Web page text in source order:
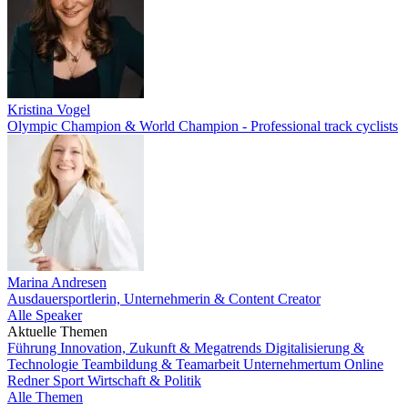
Kristina Vogel
Olympic Champion & World Champion - Professional track cyclists
Marina Andresen
Ausdauersportlerin, Unternehmerin & Content Creator
Alle Speaker
Aktuelle Themen
Führung Innovation, Zukunft & Megatrends Digitalisierung &
Technologie Teambildung & Teamarbeit Unternehmertum Online
Redner Sport Wirtschaft & Politik
Alle Themen